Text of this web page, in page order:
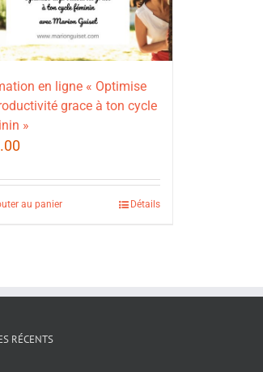
en ligne « Optimise
grace à ton cycle
»
au panier Détails
RÉCENTS